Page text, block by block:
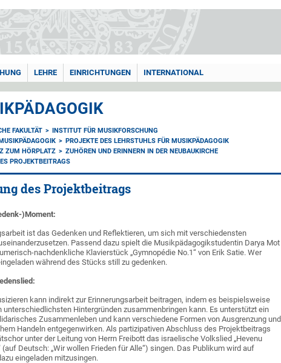
LEHRE EINRICHTUNGEN INTERNATIONAL
FAKULTÄT
INSTITUT FÜR MUSIKFORSCHUNG
PROJEKTE DES LEHRSTUHLS FÜR MUSIKPÄDAGOGIK
ZUM HÖRPLATZ
ZUHÖREN UND ERINNERN IN DER NEUBAUKIRCHE
PROJEKTBEITRAGS
des Projektbeitrags
)Moment:
ist das Gedenken und Reflektieren, um sich mit verschiedensten
Passend dazu spielt die Musikpädagogikstudentin Darya Mot
nachdenkliche Klavierstück „Gymnopédie No.1“ von Erik Satie. Wer
während des Stücks still zu gedenken.
kann indirekt zur Erinnerungsarbeit beitragen, indem es beispielsweise
unterschiedlichsten Hintergründen zusammenbringen kann. Es unterstützt ein
Zusammenleben und kann verschiedene Formen von Ausgrenzung und
Handeln entgegenwirken. Als partizipativen Abschluss des Projektbeitrags
unter der Leitung von Herrn Freibott das israelische Volkslied „Hevenu
(auf Deutsch: „Wir wollen Frieden für Alle“) singen. Das Publikum wird auf
eingeladen mitzusingen.